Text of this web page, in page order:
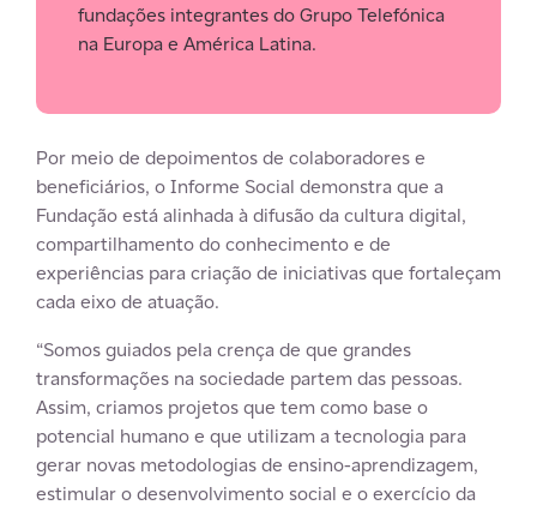
fundações integrantes do Grupo Telefónica
na Europa e América Latina.
Por meio de depoimentos de colaboradores e
beneficiários, o Informe Social demonstra que a
Fundação está alinhada à difusão da cultura digital,
compartilhamento do conhecimento e de
experiências para criação de iniciativas que fortaleçam
cada eixo de atuação.
“Somos guiados pela crença de que grandes
transformações na sociedade partem das pessoas.
Assim, criamos projetos que tem como base o
potencial humano e que utilizam a tecnologia para
gerar novas metodologias de ensino-aprendizagem,
estimular o desenvolvimento social e o exercício da